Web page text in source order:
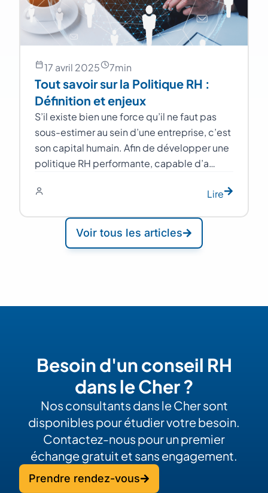
17 avril 2025 7min
Tout savoir sur la Politique RH :
Définition et enjeux
S’il existe bien une force qu’il ne faut pas
sous-estimer au sein d’une entreprise, c’est
son capital humain. Afin de développer une
politique RH performante, capable d’a…
Lire
Voir tous les articles
Besoin d'un conseil RH
dans le Cher ?
Nos consultants dans le Cher sont
disponibles pour étudier votre besoin.
Contactez-nous pour un premier
échange gratuit et sans engagement.
Prendre rendez-vous